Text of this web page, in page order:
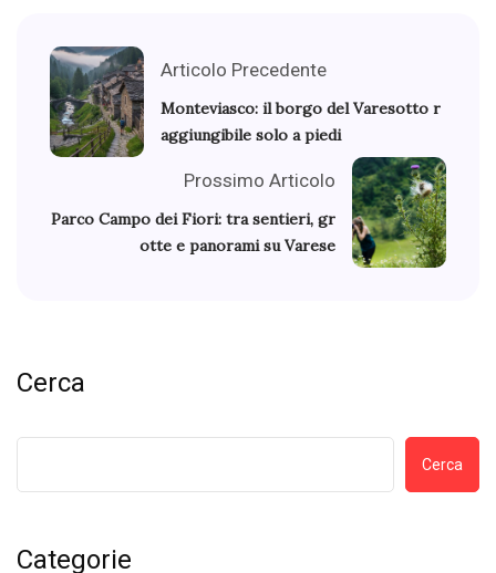
Articolo Precedente
Monteviasco: il borgo del Varesotto r
aggiungibile solo a piedi
Prossimo Articolo
Parco Campo dei Fiori: tra sentieri, gr
otte e panorami su Varese
Cerca
Cerca
Categorie